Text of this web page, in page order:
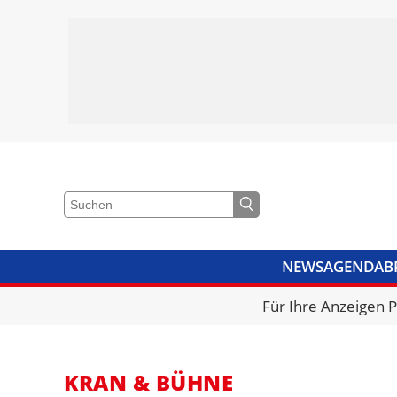
NEWSAGENDA
VIDEOSBIBLIOTHEK
Für Ihre Anzeigen
KRAN & BÜHNE